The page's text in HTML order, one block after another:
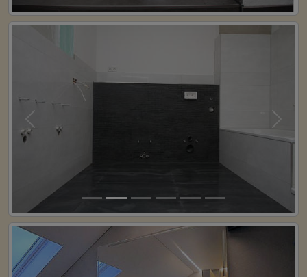
Previous Next